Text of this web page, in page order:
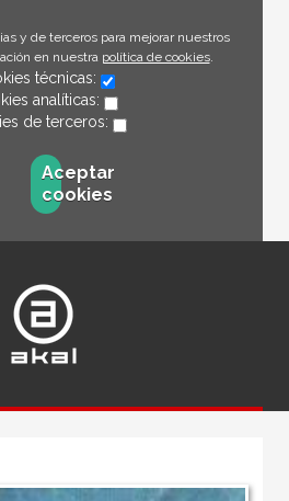
y de terceros para mejorar nuestros
en nuestra política de cookies.
técnicas:
analíticas:
de terceros:
Aceptar
cookies